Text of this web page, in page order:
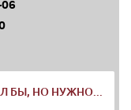
БЫ, НО НУЖНО...